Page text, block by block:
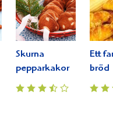
Skurna
pepparkakor
Ett
bröd